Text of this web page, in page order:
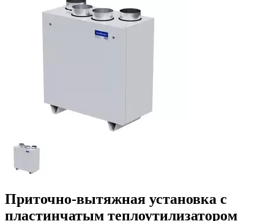
Приточно-вытяжная установка с
пластинчатым теплоутилизатором